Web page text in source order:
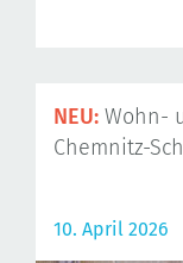
NEU: Wohn-
Chemnitz-
10. April 2026